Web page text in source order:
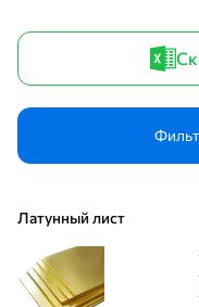
Латунный лист